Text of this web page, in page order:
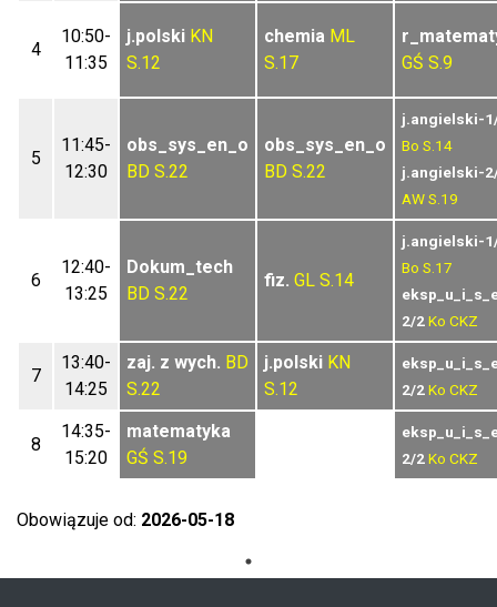
4
10:50-
11:35
j.polski KN
S.12
chemia ML
S.17
GŚ S.9
5
11:45-
12:30
obs_sys_en_o
BD S.22
obs_sys_en_o
BD S.22
j.angielski-
Bo S.14
j.angielski-
AWS.19
6
12:40-
13:25
Dokum_tech
BD S.22
fiz. GL S.14
j.angielski-
Bo S.17
2/2Ko CKZ
7
13:40-
14:25
zaj. z wych. BD
S.22
j.polski KN
S.12
2/2Ko CKZ
8
14:35-
15:20
matematyka
GŚ S.19
2/2Ko CKZ
Obowiązuje od: 2026-05-18